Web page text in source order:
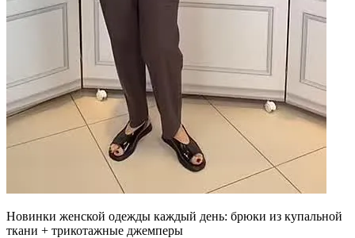
Новинки женской одежды каждый день: брюки из купальной
ткани + трикотажные джемперы